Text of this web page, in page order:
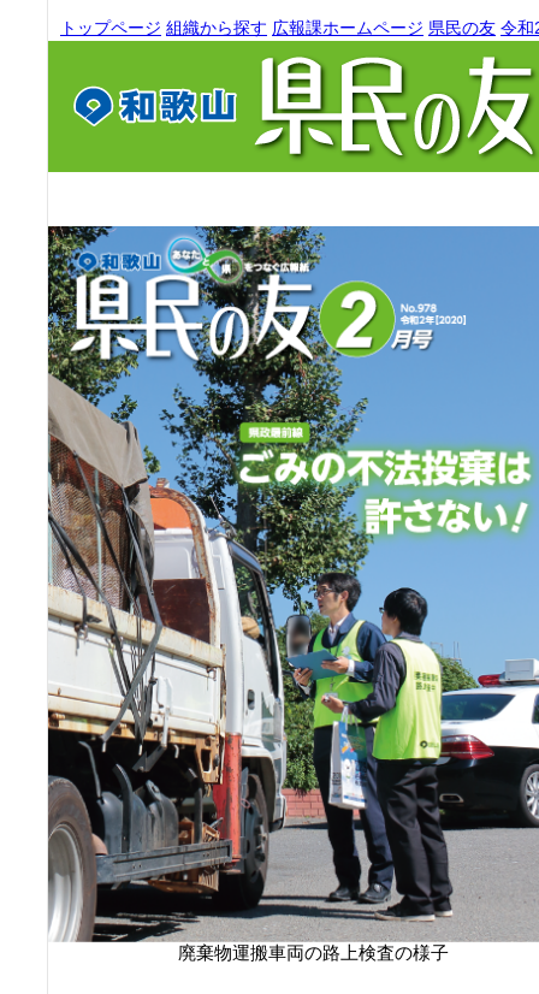
トップページ 組織から探す 広報課ホームページ 県民の友 令和
廃棄物運搬車両の路上検査の様子